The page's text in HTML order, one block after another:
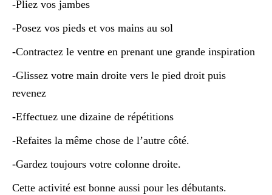
-Pliez vos jambes
-Posez vos pieds et vos mains au sol
-Contractez le ventre en prenant une grande inspiration
-Glissez votre main droite vers le pied droit puis
revenez
-Effectuez une dizaine de répétitions
-Refaites la même chose de l’autre côté.
-Gardez toujours votre colonne droite.
Cette activité est bonne aussi pour les débutants.